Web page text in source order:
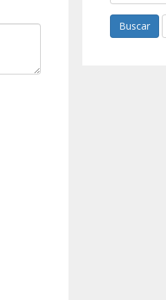
Buscar